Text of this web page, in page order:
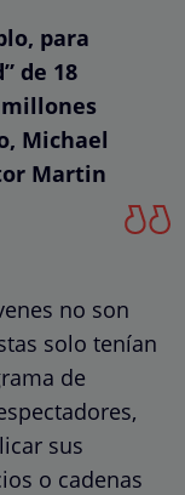
para
de 18
Michael
Martin
no son
solo tenían
de
sus
o cadenas